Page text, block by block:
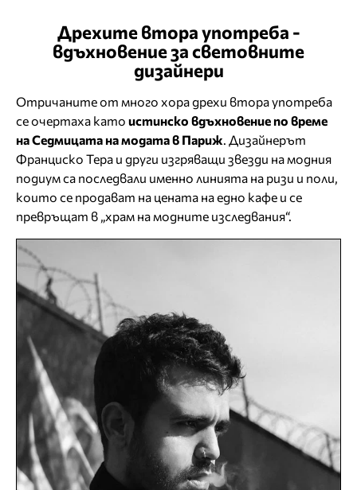
Дрехите втора употреба -
вдъхновение за световните
дизайнери
Отричаните от много хора дрехи втора употреба
се очертаха като истинско вдъхновение по време
на Седмицата на модата в Париж . Дизайнерът
Франциско Тера и други изгряващи звезди на модния
подиум са последвали именно линията на ризи и поли,
които се продават на цената на едно кафе и се
превръщат в „храм на модните изследвания“.